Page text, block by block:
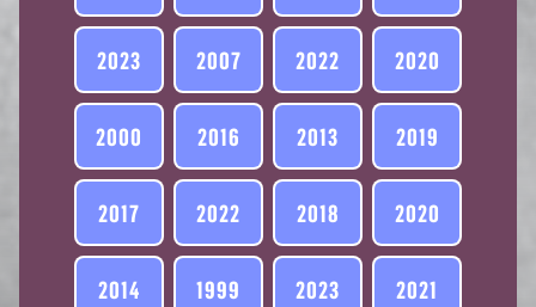
2023 2007 2022 2020
2000 2016 2013 2019
2017 2022 2018 2020
2014 1999 2023 2021